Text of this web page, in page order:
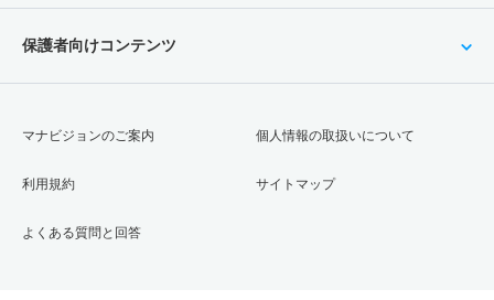
保護者向けコンテンツ
マナビジョンのご案内
利用規約
よくある質問と回答
個人情報の取扱いについて
サイトマップ